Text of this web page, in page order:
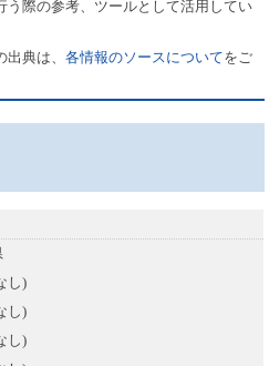
う際の参考、ツールとして活用してい
出典は、各情報のソースについてをご
し)
し)
し)